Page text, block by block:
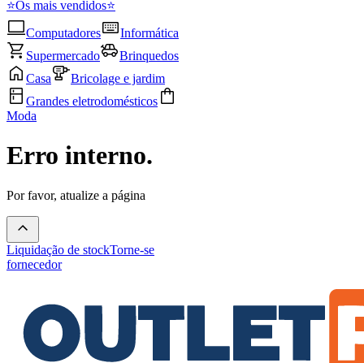
⭐Os mais vendidos⭐
Computadores
Informática
Supermercado
Brinquedos
Casa
Bricolage e jardim
Grandes eletrodomésticos
Moda
Erro interno.
Por favor, atualize a página
Liquidação de stockTorne-se
fornecedor